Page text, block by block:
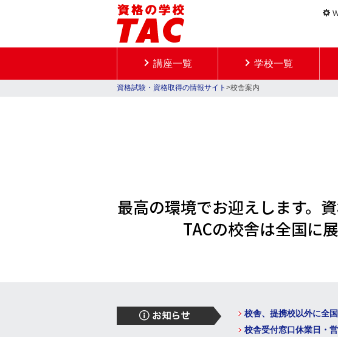
講座一覧 学校一覧
資格試験・資格取得の情報サイト >校舎案内
最高の環境でお迎えします。
TACの校舎は全国に
校舎、提携校以外に全
校舎受付窓口休業日・